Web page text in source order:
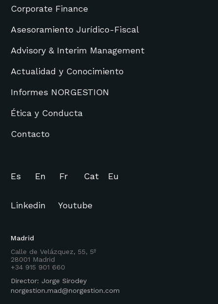
Corporate Finance
Asesoramiento Jurídico-Fiscal
Advisory & Interim Management
Actualidad y Conocimiento
Informes NORGESTION
Ética y Conducta
Contacto
Madrid
Calle de Velázquez, 55, 5º
28001 Madrid
+34 915 901 660
Director: Jorge Sirodey
norgestion.mad@norgestion.com
Es En Fr Cat Eu
Linkedin Youtube